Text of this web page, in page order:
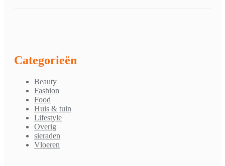
Categorieën
Beauty
Fashion
Food
Huis & tuin
Lifestyle
Overig
sieraden
Vloeren